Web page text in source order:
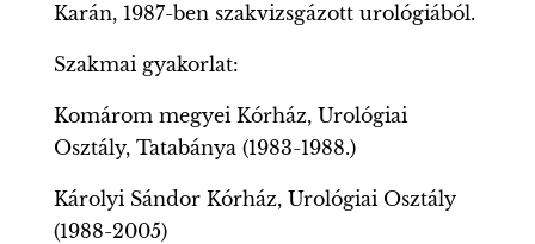
Karán, 1987-ben szakvizsgázott urológiából.
Szakmai gyakorlat:
Komárom megyei Kórház, Urológiai
Osztály, Tatabánya (1983-1988.)
Károlyi Sándor Kórház, Urológiai Osztály
(1988-2005)